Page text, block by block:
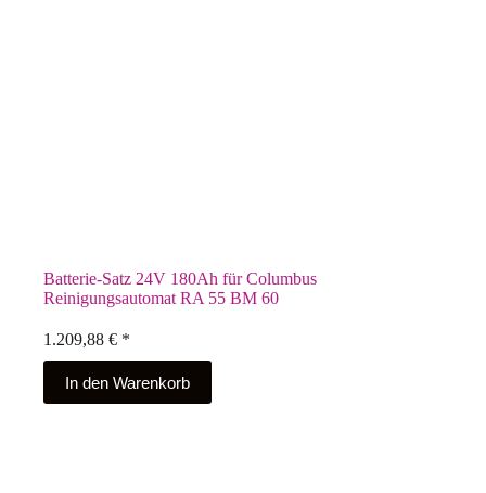
Batterie-Satz 24V 180Ah für Columbus
Reinigungsautomat RA 55 BM 60
1.209,88 € *
In den Warenkorb